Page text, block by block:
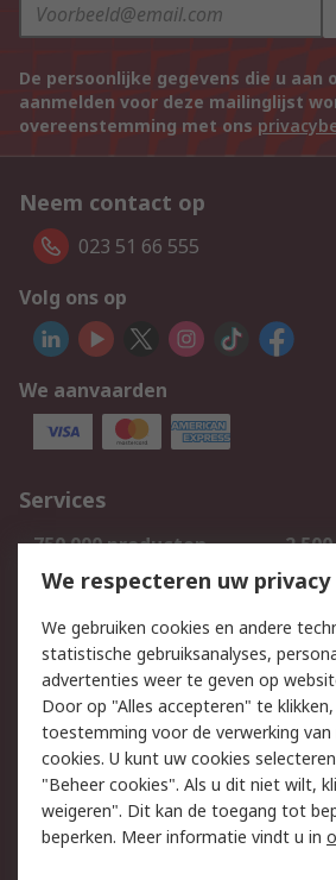
De persoonlijke gegevens die u
aanmelden voor deze mailinglijst
overeenstemming met ons
Neem contact op
023 51 66 555
Volg ons op
We aanvaarden
Services
750.000 producten
Bestellen
Track & Trace
Wettelijk
Cookiebeleid
Privacybeleid
Algemene
verkoopvoorwaarden
We respecteren uw privacy
We gebruiken cookies en andere
statistische gebruiksanalyses,
advertenties weer te geven op
Door op "Alles accepteren" te
toestemming voor de verwerking
cookies. U kunt uw cookies
"Beheer cookies". Als u dit niet wilt,
weigeren". Dit kan de toegang tot
beperken. Meer informatie vindt u in